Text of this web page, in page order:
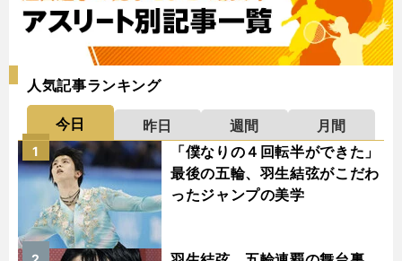
人気記事ランキング
今日 昨日 週間
月間
「僕なりの４回転半ができた」
最後の五輪、羽生結弦がこだわ
ったジャンプの美学
1